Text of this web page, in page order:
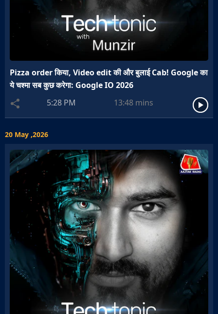
Pizza order किया, Video edit की और बुलाई Cab! Google का
ये चश्मा सब कुछ करेगा: Google IO 2026
5:28 PM
13:48 mins
20 May ,2026